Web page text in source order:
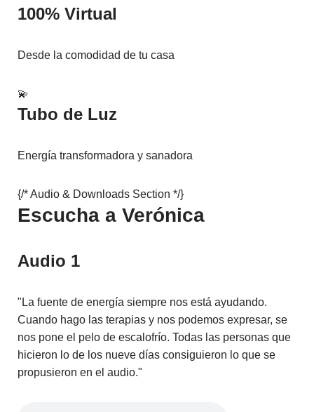
100% Virtual
Desde la comodidad de tu casa
💫
Tubo de Luz
Energía transformadora y sanadora
{/* Audio & Downloads Section */}
Escucha a Verónica
Audio 1
"La fuente de energía siempre nos está ayudando.
Cuando hago las terapias y nos podemos expresar, se
nos pone el pelo de escalofrío. Todas las personas que
hicieron lo de los nueve días consiguieron lo que se
propusieron en el audio."